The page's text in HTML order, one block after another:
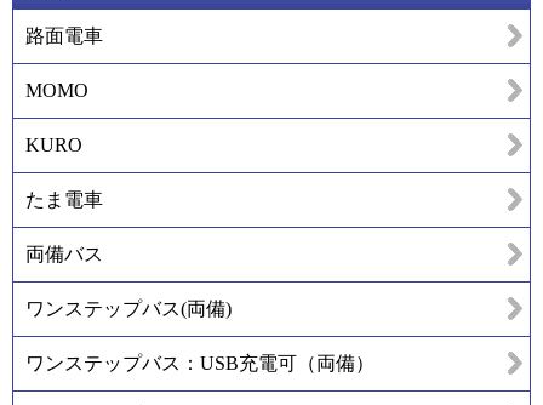
路面電車
MOMO
KURO
たま電車
両備バス
ワンステップバス(両備)
ワンステップバス：USB充電可（両備）